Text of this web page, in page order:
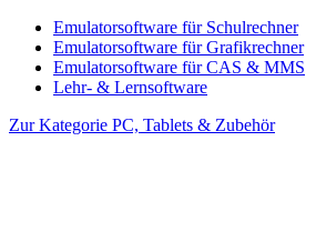
Emulatorsoftware für Schulrechner
Emulatorsoftware für Grafikrechner
Emulatorsoftware für CAS & MMS
Lehr- & Lernsoftware
Zur Kategorie PC, Tablets & Zubehör